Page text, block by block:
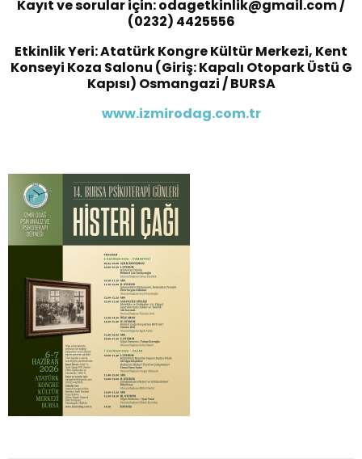
Kayıt ve sorular için: odagetkinlik@gmail.com /
(0232) 4425556
Etkinlik Yeri: Atatürk Kongre Kültür Merkezi, Kent
Konseyi Koza Salonu (Giriş: Kapalı Otopark Üstü G
Kapısı) Osmangazi / BURSA
www.izmirodag.com.tr